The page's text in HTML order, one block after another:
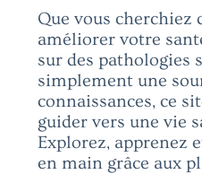
Que vous cherchiez
améliorer votre
sur des pathologies
simplement une
connaissances, ce
guider vers une vie
Explorez, apprenez
en main grâce aux